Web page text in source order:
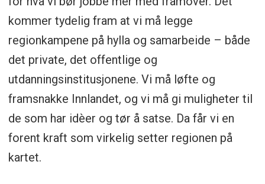
kommer tydelig fram at vi må legge
regionkampene på hylla og samarbeide – både
det private, det offentlige og
utdanningsinstitusjonene. Vi må løfte og
framsnakke Innlandet, og vi må gi muligheter til
de som har idèer og tør å satse. Da får vi en
forent kraft som virkelig setter regionen på
kartet.